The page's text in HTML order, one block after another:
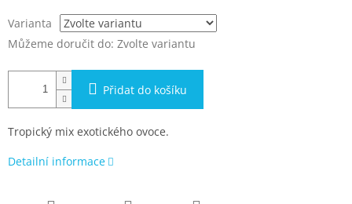
Varianta
Můžeme doručit do: Zvolte variantu
Přidat do košíku
Tropický mix exotického ovoce.
Detailní informace